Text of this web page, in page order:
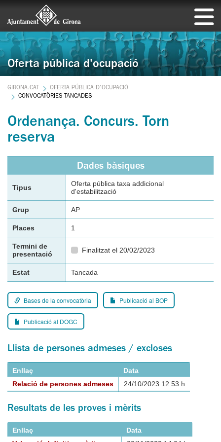
Oferta pública d'ocupació
GIRONA.CAT
OFERTA PÚBLICA D'OCUPACIÓ
CONVOCATÒRIES TANCADES
Ordenança. Concurs. Torn
reserva
Dades bàsiques
Tipus
Oferta pública taxa addicional
d'estabilització
Grup AP
Places 1
Termini de
presentació
Finalitzat el 20/02/2023
Estat Tancada
Bases de la convocatòria Publicació al BOP
Publicació al DOGC
Llista de persones admeses / excloses
Enllaç
Data
Relació de persones admeses
24/10/2023 12.53 h
Resultats de les proves i mèrits
Enllaç
Data